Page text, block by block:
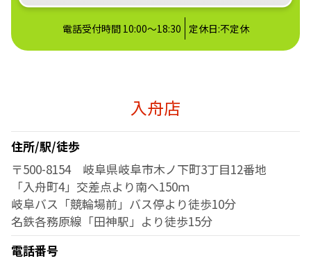
電話受付時間 10:00～18:30 定休日:不定休
入舟店
住所/駅/徒歩
〒500-8154 岐阜県岐阜市木ノ下町3丁目12番地
「入舟町4」交差点より南へ150ｍ
岐阜バス「競輪場前」バス停より徒歩10分
名鉄各務原線「田神駅」より徒歩15分
電話番号